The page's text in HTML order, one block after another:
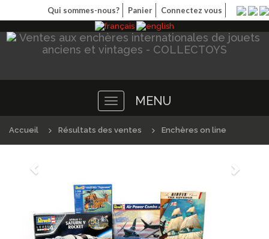
Qui sommes-nous? Panier Connectez vous
Toggle
navigation
MENU
Accueil Résultats des ventes Enchères on line
Précédént